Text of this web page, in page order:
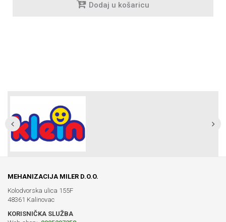
Dodaj u košaricu
MEHANIZACIJA MILER D.O.O.
Kolodvorska ulica 155F
48361 Kalinovac
KORISNIČKA SLUŽBA